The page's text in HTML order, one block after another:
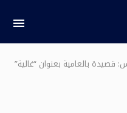
قصيدة بالعامية بعنوان “غالية”